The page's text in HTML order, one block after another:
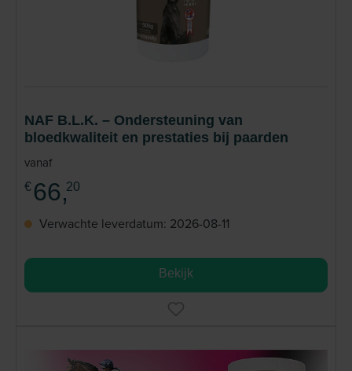
NAF B.L.K. – Ondersteuning van
bloedkwaliteit en prestaties bij paarden
vanaf
€ 66,20
Verwachte leverdatum: 2026-08-11
Bekijk